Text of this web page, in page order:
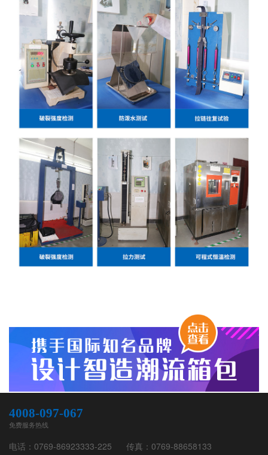
电话：0769-86923333-225
传真：0769-88658133
4008-097-067
免费服务热线